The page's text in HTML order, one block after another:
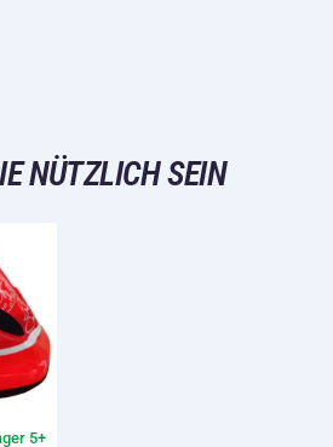
NÜTZLICH SEIN
5+